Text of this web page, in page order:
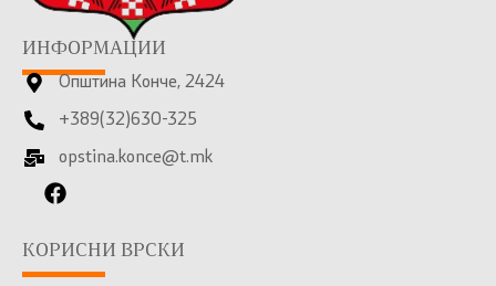
ИНФОРМАЦИИ
Општина Конче, 2424
+389(32)630-325
opstina.konce@t.mk
КОРИСНИ ВРСКИ